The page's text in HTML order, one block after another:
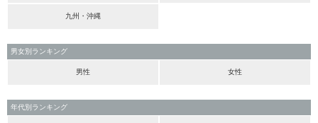
九州・沖縄
男女別ランキング
男性 女性
年代別ランキング